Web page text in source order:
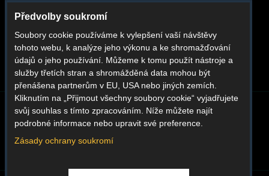
Facebook
Instagram
Youtube
Whatsapp
BLOG O NÁS KONTAKT
REKLAMACE
DODACÍ PODMÍNKY
OBCHODNÍ PODMÍNKY
Předvolby soukromí
Soubory cookie používáme k vylepšení vaší návštěvy
tohoto webu, k analýze jeho výkonu a ke shromažďování
údajů o jeho používání. Můžeme k tomu použít nástroje a
služby třetích stran a shromážděná data mohou být
přenášena partnerům v EU, USA nebo jiných zemích.
Kliknutím na „Přijmout všechny soubory cookie“ vyjadřujete
svůj souhlas s tímto zpracováním. Níže můžete najít
podrobné informace nebo upravit své preference.
Zásady ochrany soukromí